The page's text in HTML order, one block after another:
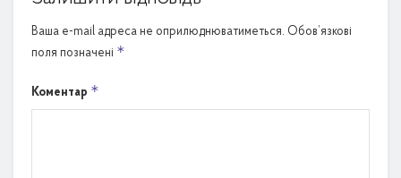
Ваша e-mail адреса не оприлюднюватиметься. Обов’язкові
поля позначені *
Коментар *